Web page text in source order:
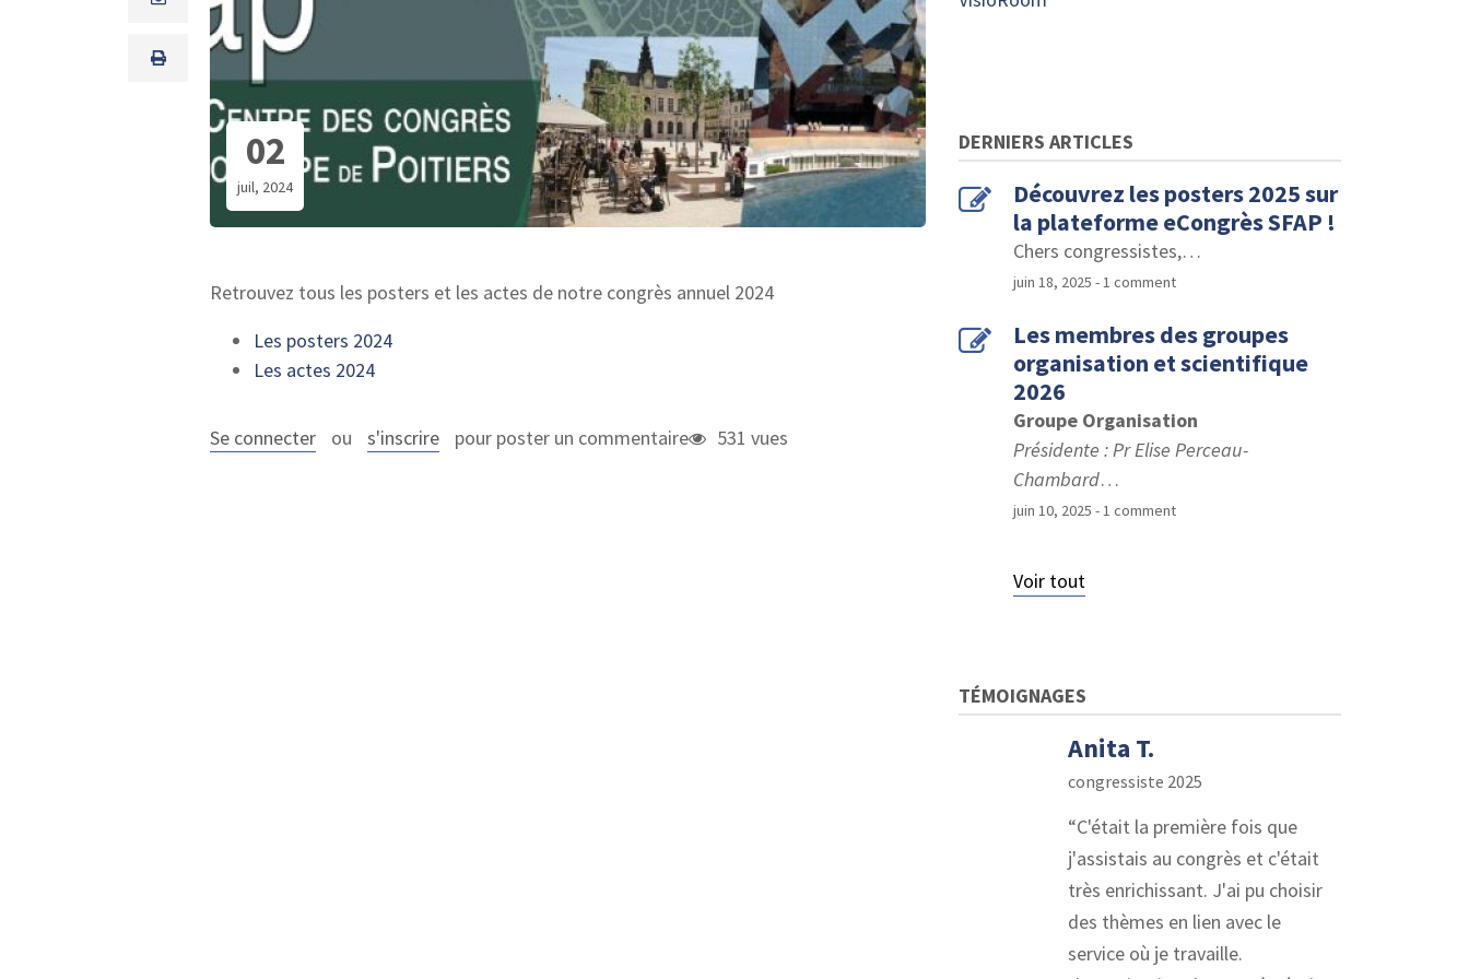
02
juil, 2024
Retrouvez tous les posters et les actes de notre congrès annuel 2024
Les posters 2024
Les actes 2024
Se connecter ou s'inscrire pour poster un commentaire 531 vues
DERNIERS ARTICLES
Découvrez les posters 2025 sur
la plateforme eCongrès SFAP !
Chers congressistes,…
juin 18, 2025 - 1 comment
Les membres des groupes
organisation et scientifique
2026
Groupe Organisation
Présidente : Pr Elise Perceau-
Chambard…
juin 10, 2025 - 1 comment
Voir tout
TÉMOIGNAGES
Anita T.
congressiste 2025
C'était la première fois que
j'assistais au congrès et c'était
très enrichissant. J'ai pu choisir
des thèmes en lien avec le
service où je travaille.